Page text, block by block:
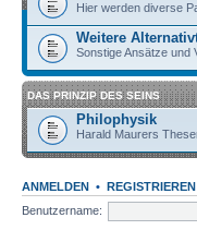
Hier werden diverse
Weitere
Sonstige Ansätze und
DAS PRINZIP DES SEINS
Philophysik
Harald Maurers
ANMELDEN • REGISTRIEREN
Benutzername: